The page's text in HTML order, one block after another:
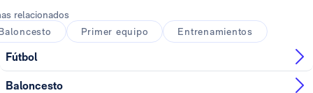
relacionados
Primer equipo Entrenamientos
Fútbol
Baloncesto